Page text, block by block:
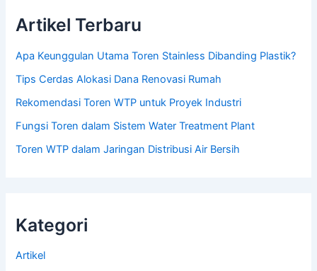
Artikel Terbaru
Apa Keunggulan Utama Toren Stainless Dibanding Plastik?
Tips Cerdas Alokasi Dana Renovasi Rumah
Rekomendasi Toren WTP untuk Proyek Industri
Fungsi Toren dalam Sistem Water Treatment Plant
Toren WTP dalam Jaringan Distribusi Air Bersih
Kategori
Artikel